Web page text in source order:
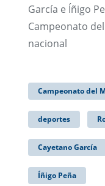
García e Íñigo
Campeonato
nacional
Campeonato del
deportes
Cayetano García
Íñigo Peña